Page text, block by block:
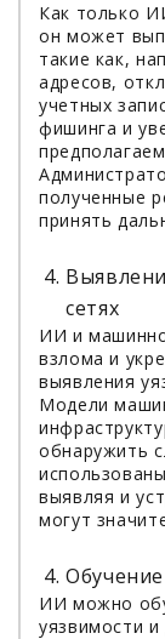
Как только
он может
такие как,
адресов,
учетных
фишинга и
полученные
принять
сетях
ИИ и
взлома и
выявления
Модели
обнаружить
выявляя и
могут
Обучение
ИИ можно
уязвимости